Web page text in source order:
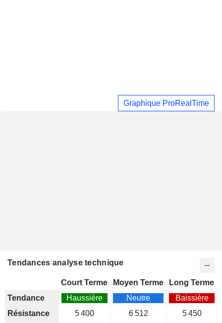
Graphique ProRealTime
Tendances analyse technique
Court Terme Moyen Terme
Long Terme
Tendance
Haussière Neutre
Baissière
Résistance
5 400 6 512
5 450